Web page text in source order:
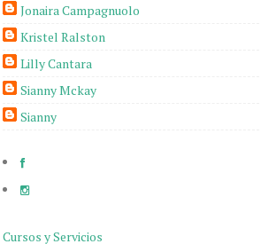
Jonaira Campagnuolo
Kristel Ralston
Lilly Cantara
Sianny Mckay
Sianny
Cursos y Servicios